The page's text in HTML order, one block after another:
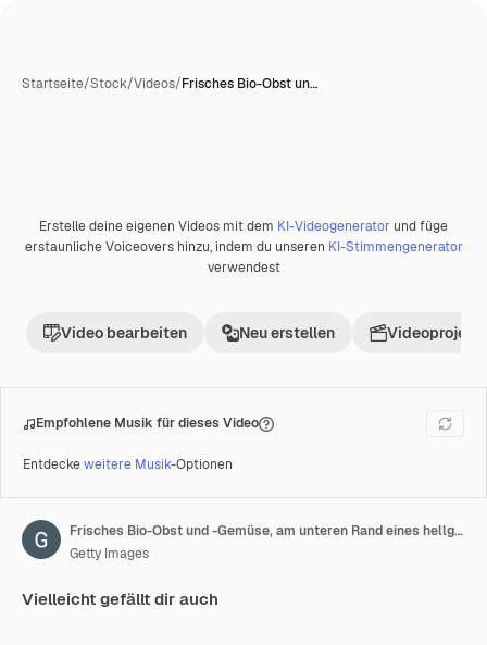
Startseite/Stock/Videos/Frisches Bio-Obst un…
Premium
Erstelle deine eigenen Videos mit dem KI-Videogenerator und füge
erstaunliche Voiceovers hinzu, indem du unseren KI-Stimmengenerator
verwendest
Video bearbeiten Neu erstellen Videoprojekt
Empfohlene Musik für dieses Video
Entdeckeweitere Musik-Optionen
Frisches Bio-Obst und -Gemüse, am unteren Rand eines hellgrünen Hintergrunds angeordnet. Stop-Motion-Flat-Lay mit gesunden Lebensmitteln.
Getty Images
Vielleicht gefällt dir auch